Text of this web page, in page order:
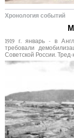
Хронология событий
1919 г. январь - в
требовали
Советской России.